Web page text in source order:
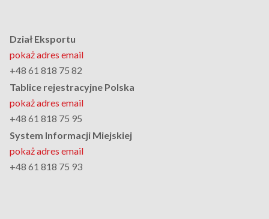
Dział Eksportu
pokaż adres email
+48 61 818 75 82
Tablice rejestracyjne Polska
pokaż adres email
+48 61 818 75 95
System Informacji Miejskiej
pokaż adres email
+48 61 818 75 93